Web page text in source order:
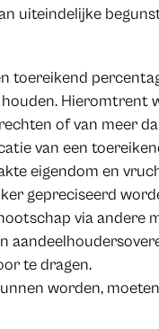
uiteindelijke
toereikend
Hieromtrent
of van meer
van een
eigendom en
gepreciseerd
via andere
te dragen.
worden,